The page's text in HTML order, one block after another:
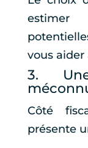
estimer
vous aider
3.
Côté
présente